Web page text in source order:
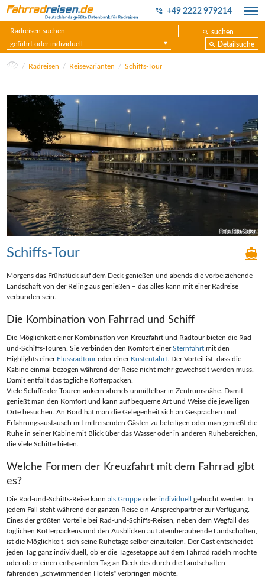
+49 2222 979214
suchen
geführt oder individuell
Detailsuche
Radreisen Reisevarianten Schiffs-Tour
Foto: Rita Cotza
Schiffs-Tour
Morgens das Frühstück auf dem Deck genießen und abends die vorbeiziehende
Landschaft von der Reling aus genießen – das alles kann mit einer Radreise
verbunden sein.
Die Kombination von Fahrrad und Schiff
Die Möglichkeit einer Kombination von Kreuzfahrt und Radtour bieten die Rad-
und-Schiffs-Touren. Sie verbinden den Komfort einerSternfahrt mit den
Highlights einer Flussradtouroder einer Küstenfahrt. Der Vorteil ist, dass die
Kabine einmal bezogen während der Reise nicht mehr gewechselt werden muss.
Damit entfällt das tägliche Kofferpacken.
Viele Schiffe der Touren ankern abends unmittelbar in Zentrumsnähe. Damit
genießt man den Komfort und kann auf bequeme Art und Weise die jeweiligen
Orte besuchen. An Bord hat man die Gelegenheit sich an Gesprächen und
Erfahrungsaustausch mit mitreisenden Gästen zu beteiligen oder man genießt die
Ruhe in seiner Kabine mit Blick über das Wasser oder in anderen Ruhebereichen,
die viele Schiffe bieten.
Welche Formen der Kreuzfahrt mit dem Fahrrad gibt
es?
Die Rad-und-Schiffs-Reise kannals Gruppe oder individuell
gebucht werden. In
jedem Fall steht während der ganzen Reise ein Ansprechpartner zur Verfügung.
Eines der größten Vorteile bei Rad-und-Schiffs-Reisen, neben dem Wegfall des
täglichen Kofferpackens und den Ausblicken auf atemberaubende Landschaften,
ist die Möglichkeit, sich seine Ruhetage selber einzuteilen. Der Gast entscheidet
jeden Tag ganz individuell, ob er die Tagesetappe auf dem Fahrrad radeln möchte
oder ob er einen entspannten Tag an Deck des durch die Landschaften
fahrenden „schwimmenden Hotels“ verbringen möchte.